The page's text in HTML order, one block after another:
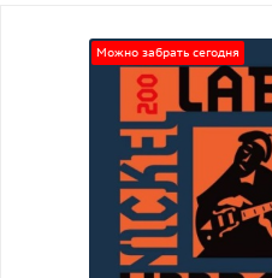
Можно забрать сегодня